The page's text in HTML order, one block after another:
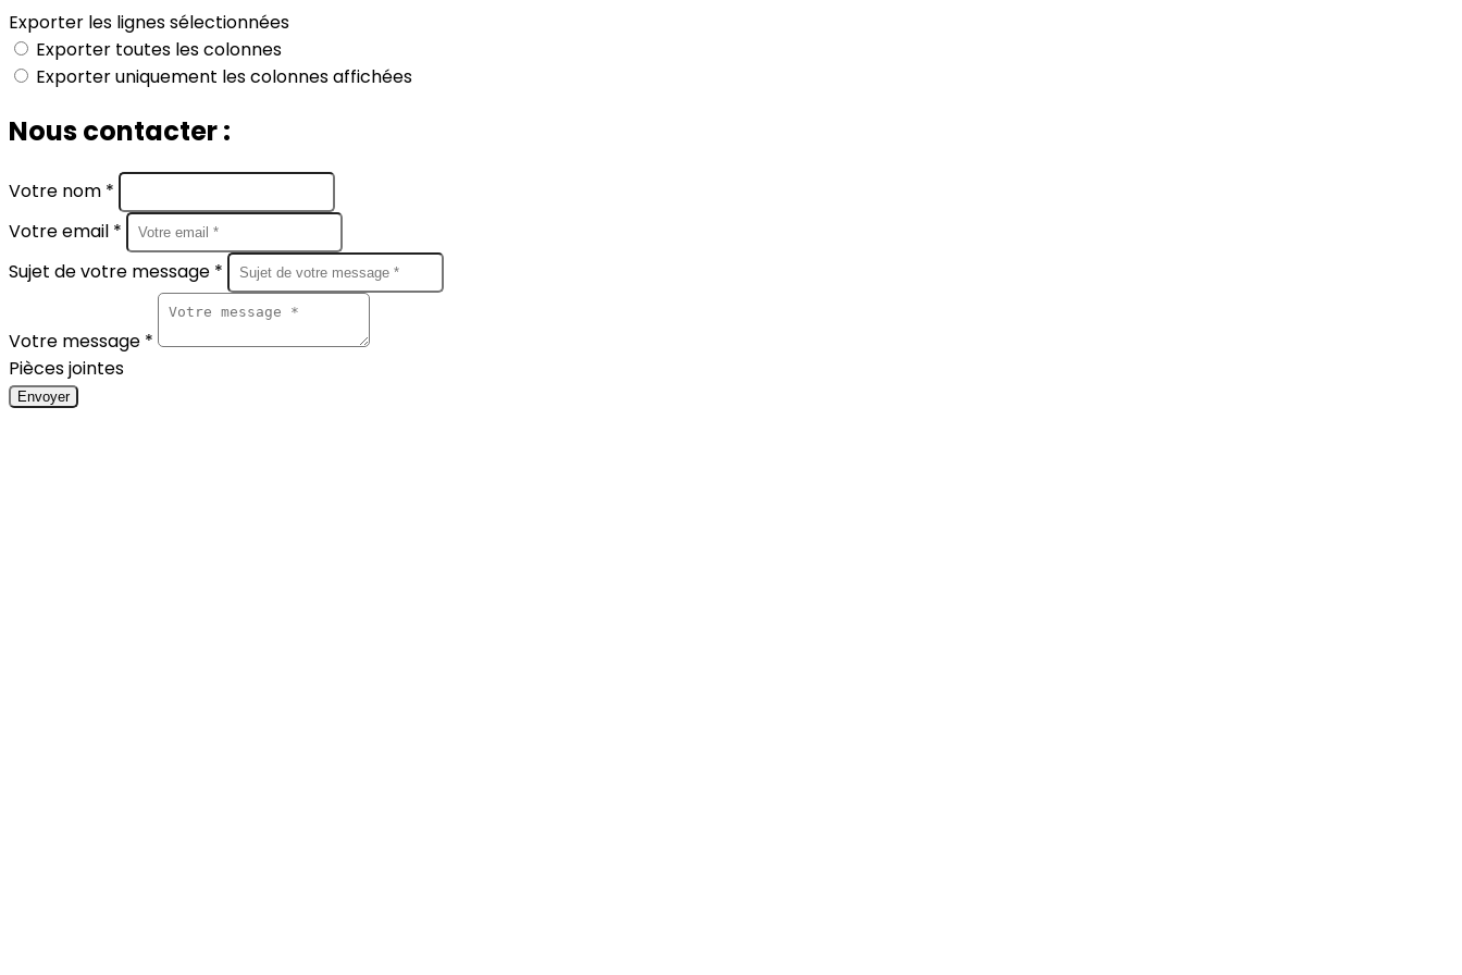
Exporter les lignes sélectionnées
Exporter toutes les colonnes
Exporter uniquement les colonnes affichées
Nous contacter :
Votre nom *
Votre email *
Sujet de votre message *
Votre message *
Pièces jointes
Envoyer